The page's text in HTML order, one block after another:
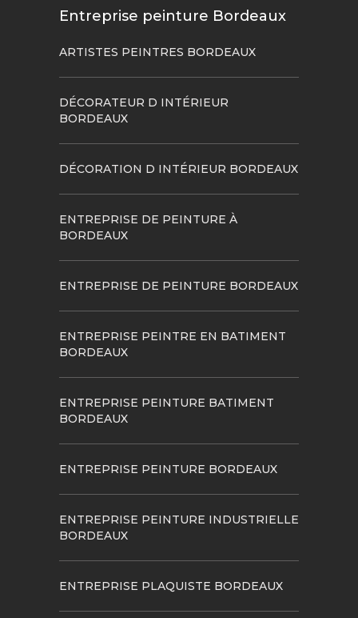
Entreprise peinture Bordeaux
ARTISTES PEINTRES BORDEAUX
DÉCORATEUR D INTÉRIEUR
BORDEAUX
DÉCORATION D INTÉRIEUR BORDEAUX
ENTREPRISE DE PEINTURE À
BORDEAUX
ENTREPRISE DE PEINTURE BORDEAUX
ENTREPRISE PEINTRE EN BATIMENT
BORDEAUX
ENTREPRISE PEINTURE BATIMENT
BORDEAUX
ENTREPRISE PEINTURE BORDEAUX
ENTREPRISE PEINTURE INDUSTRIELLE
BORDEAUX
ENTREPRISE PLAQUISTE BORDEAUX